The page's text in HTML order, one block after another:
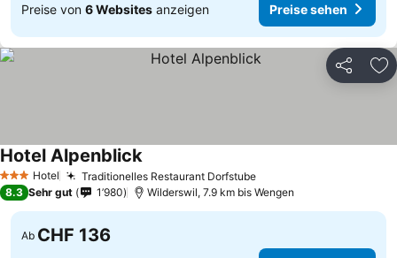
Preise von 6 Websites anzeigen Preise sehen
Teilen
3 SterneHotel Traditionelles Restaurant DorfstubePreise sehen
Hotel AlpenblickPreise sehen
8.3 Sehr gut 1’980 Wilderswil, 7.9 km bis Wengen
Ab CHF 136